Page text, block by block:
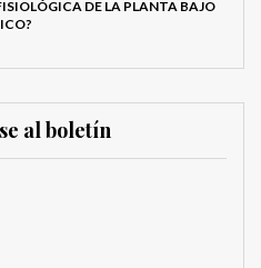
DE LA PLANTA BAJO
al boletín